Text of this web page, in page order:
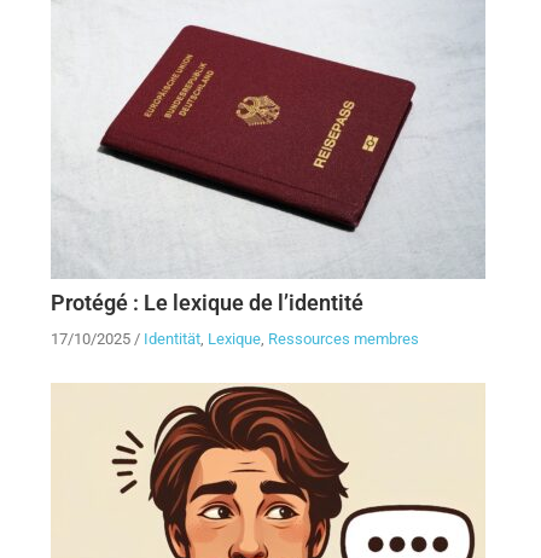
Protégé : Le lexique de l’identité
17/10/2025/ Identität, Lexique, Ressources membres